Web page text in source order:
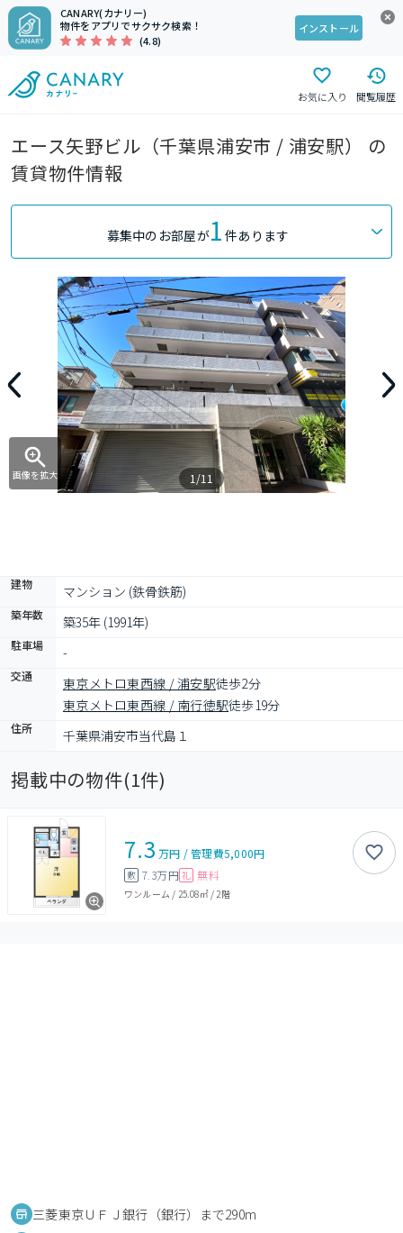
CANARY(カナリー)
物件をアプリでサクサク検索！
(4.8)
インストール
お気に入り 閲覧履歴
エース矢野ビル（千葉県浦安市 / 浦安駅） の
賃貸物件情報
募集中のお部屋が1 件あります
画像を拡大 1/11
建物 マンション (鉄骨鉄筋)
築年数 築35年 (1991年)
駐車場 -
交通 東京メトロ東西線 / 浦安駅徒歩2分
東京メトロ東西線 / 南行徳駅徒歩19分
住所 千葉県浦安市当代島１
掲載中の物件(1件)
7.3 万円 /管理費5,000円
敷 7.3万円 礼 無料
ワンルーム / 25.08㎡/ 2階
三菱東京ＵＦＪ銀行（銀行）まで290m